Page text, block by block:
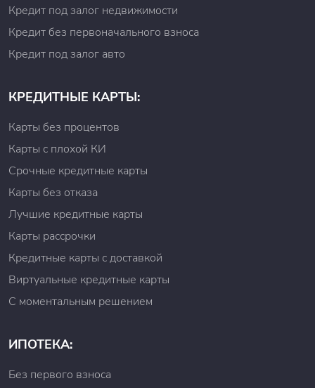
Кредит под залог недвижимости
Кредит без первоначального взноса
Кредит под залог авто
КРЕДИТНЫЕ КАРТЫ:
Карты без процентов
Карты с плохой КИ
Срочные кредитные карты
Карты без отказа
Лучшие кредитные карты
Карты рассрочки
Кредитные карты с доставкой
Виртуальные кредитные карты
С моментальным решением
ИПОТЕКА:
Без первого взноса